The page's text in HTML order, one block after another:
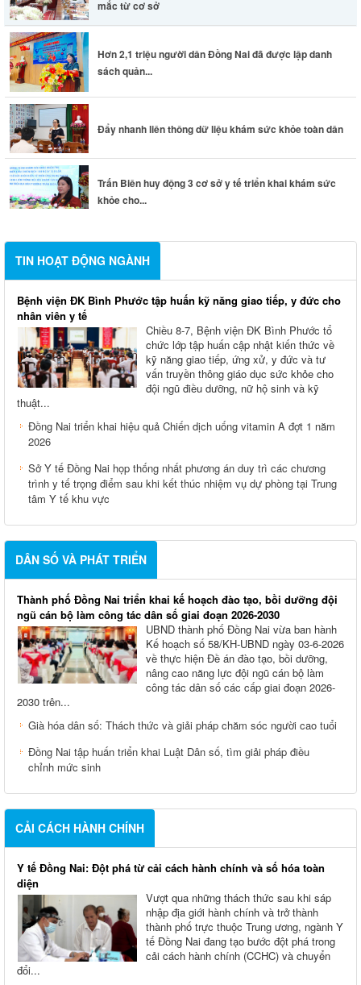
mắc từ cơ sở
Hơn 2,1 triệu người dân Đồng Nai đã được lập danh
sách quản...
Đẩy nhanh liên thông dữ liệu khám sức khỏe toàn dân
Trấn Biên huy động 3 cơ sở y tế triển khai khám sức
khỏe cho...
TIN HOẠT ĐỘNG NGÀNH
Bệnh viện ĐK Bình Phước tập huấn kỹ năng giao tiếp, y đức cho
nhân viên y tế
Chiều 8-7, Bệnh viện ĐK Bình Phước tổ
chức lớp tập huấn cập nhật kiến thức về
kỹ năng giao tiếp, ứng xử, y đức và tư
vấn truyền thông giáo dục sức khỏe cho
đội ngũ điều dưỡng, nữ hộ sinh và kỹ
thuật...
Đồng Nai triển khai hiệu quả Chiến dịch uống vitamin A đợt 1 năm
2026
Sở Y tế Đồng Nai họp thống nhất phương án duy trì các chương
trình y tế trọng điểm sau khi kết thúc nhiệm vụ dự phòng tại Trung
tâm Y tế khu vực
DÂN SỐ VÀ PHÁT TRIỂN
Thành phố Đồng Nai triển khai kế hoạch đào tạo, bồi dưỡng đội
ngũ cán bộ làm công tác dân số giai đoạn 2026-2030
UBND thành phố Đồng Nai vừa ban hành
Kế hoạch số 58/KH-UBND ngày 03-6-2026
về thực hiện Đề án đào tạo, bồi dưỡng,
nâng cao năng lực đội ngũ cán bộ làm
công tác dân số các cấp giai đoạn 2026-
2030 trên...
Già hóa dân số: Thách thức và giải pháp chăm sóc người cao tuổi
Đồng Nai tập huấn triển khai Luật Dân số, tìm giải pháp điều
chỉnh mức sinh
CẢI CÁCH HÀNH CHÍNH
Y tế Đồng Nai: Đột phá từ cải cách hành chính và số hóa toàn
diện
Vượt qua những thách thức sau khi sáp
nhập địa giới hành chính và trở thành
thành phố trực thuộc Trung ương, ngành Y
tế Đồng Nai đang tạo bước đột phá trong
cải cách hành chính (CCHC) và chuyển
đổi...